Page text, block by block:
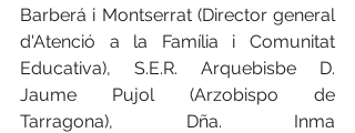
Barberá i Montserrat (Director general
d'Atenció a la Família i Comunitat
Educativa), S.E.R. Arquebisbe D.
Jaume Pujol (Arzobispo de
Tarragona), Dña. Inma